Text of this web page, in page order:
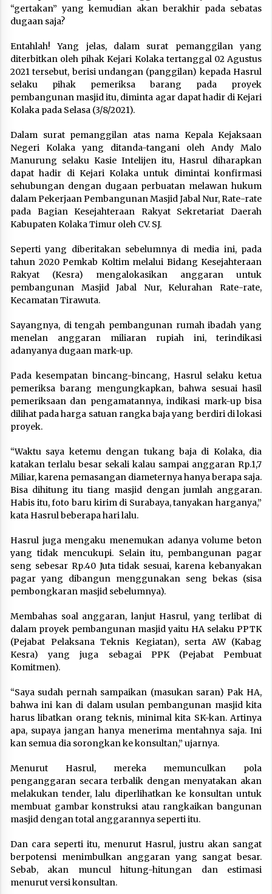
“gertakan” yang kemudian akan berakhir pada sebatas
dugaan saja?
Entahlah! Yang jelas, dalam surat pemanggilan yang
diterbitkan oleh pihak Kejari Kolaka tertanggal 02 Agustus
2021 tersebut, berisi undangan (panggilan) kepada Hasrul
selaku pihak pemeriksa barang pada proyek
pembangunan masjid itu, diminta agar dapat hadir di Kejari
Kolaka pada Selasa (3/8/2021).
Dalam surat pemanggilan atas nama Kepala Kejaksaan
Negeri Kolaka yang ditanda-tangani oleh Andy Malo
Manurung selaku Kasie Intelijen itu, Hasrul diharapkan
dapat hadir di Kejari Kolaka untuk dimintai konfirmasi
sehubungan dengan dugaan perbuatan melawan hukum
dalam Pekerjaan Pembangunan Masjid Jabal Nur, Rate-rate
pada Bagian Kesejahteraan Rakyat Sekretariat Daerah
Kabupaten Kolaka Timur oleh CV. SJ.
Seperti yang diberitakan sebelumnya di media ini, pada
tahun 2020 Pemkab Koltim melalui Bidang Kesejahteraan
Rakyat (Kesra) mengalokasikan anggaran untuk
pembangunan Masjid Jabal Nur, Kelurahan Rate-rate,
Kecamatan Tirawuta.
Sayangnya, di tengah pembangunan rumah ibadah yang
menelan anggaran miliaran rupiah ini, terindikasi
adanyanya dugaan mark-up.
Pada kesempatan bincang-bincang, Hasrul selaku ketua
pemeriksa barang mengungkapkan, bahwa sesuai hasil
pemeriksaan dan pengamatannya, indikasi mark-up bisa
dilihat pada harga satuan rangka baja yang berdiri di lokasi
proyek.
“Waktu saya ketemu dengan tukang baja di Kolaka, dia
katakan terlalu besar sekali kalau sampai anggaran Rp.1,7
Miliar, karena pemasangan diameternya hanya berapa saja.
Bisa dihitung itu tiang masjid dengan jumlah anggaran.
Habis itu, foto baru kirim di Surabaya, tanyakan harganya,”
kata Hasrul beberapa hari lalu.
Hasrul juga mengaku menemukan adanya volume beton
yang tidak mencukupi. Selain itu, pembangunan pagar
seng sebesar Rp.40 Juta tidak sesuai, karena kebanyakan
pagar yang dibangun menggunakan seng bekas (sisa
pembongkaran masjid sebelumnya).
Membahas soal anggaran, lanjut Hasrul, yang terlibat di
dalam proyek pembangunan masjid yaitu HA selaku PPTK
(Pejabat Pelaksana Teknis Kegiatan), serta AW (Kabag
Kesra) yang juga sebagai PPK (Pejabat Pembuat
Komitmen).
“Saya sudah pernah sampaikan (masukan saran) Pak HA,
bahwa ini kan di dalam usulan pembangunan masjid kita
harus libatkan orang teknis, minimal kita SK-kan. Artinya
apa, supaya jangan hanya menerima mentahnya saja. Ini
kan semua dia sorongkan ke konsultan,” ujarnya.
Menurut Hasrul, mereka memunculkan pola
penganggaran secara terbalik dengan menyatakan akan
melakukan tender, lalu diperlihatkan ke konsultan untuk
membuat gambar konstruksi atau rangkaikan bangunan
masjid dengan total anggarannya seperti itu.
Dan cara seperti itu, menurut Hasrul, justru akan sangat
berpotensi menimbulkan anggaran yang sangat besar.
Sebab, akan muncul hitung-hitungan dan estimasi
menurut versi konsultan.